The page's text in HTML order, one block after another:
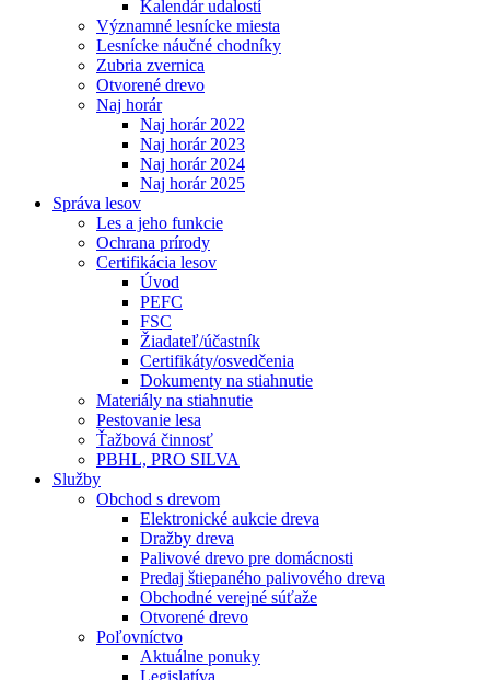
Kalendár udalostí
Významné lesnícke miesta
Lesnícke náučné chodníky
Zubria zvernica
Otvorené drevo
Naj horár
Naj horár 2022
Naj horár 2023
Naj horár 2024
Naj horár 2025
Správa lesov
Les a jeho funkcie
Ochrana prírody
Certifikácia lesov
Úvod
PEFC
FSC
Žiadateľ/účastník
Certifikáty/osvedčenia
Dokumenty na stiahnutie
Materiály na stiahnutie
Pestovanie lesa
Ťažbová činnosť
PBHL, PRO SILVA
Služby
Obchod s drevom
Elektronické aukcie dreva
Dražby dreva
Palivové drevo pre domácnosti
Predaj štiepaného palivového dreva
Obchodné verejné súťaže
Otvorené drevo
Poľovníctvo
Aktuálne ponuky
Legislatíva